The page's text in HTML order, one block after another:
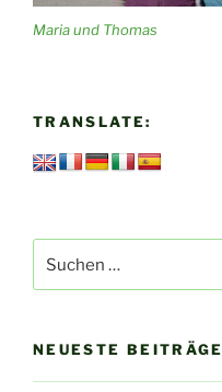
Maria und Thomas
TRANSLATE:
nach:
NEUESTE BEITRÄGE